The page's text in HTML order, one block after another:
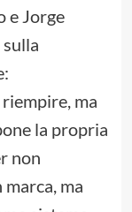
e Jorge
ma
la propria
non
ma